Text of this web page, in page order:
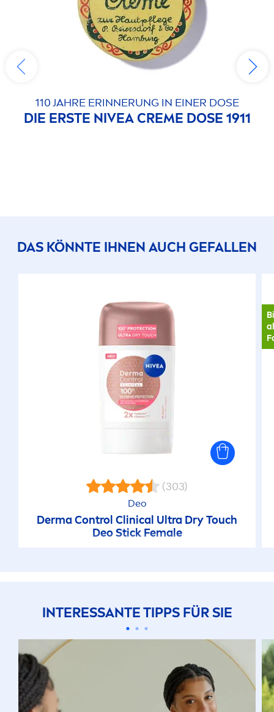
110 JAHRE ERINNERUNG IN EINER DOSE
DIE ERSTE NIVEA CREME DOSE 1911
DAS KÖNNTE IHNEN AUCH GEFALLEN
(303)
Deo
Derma Control Clinical Ultra Dry Touch
Deo Stick Female
INTERESSANTE TIPPS FÜR SIE